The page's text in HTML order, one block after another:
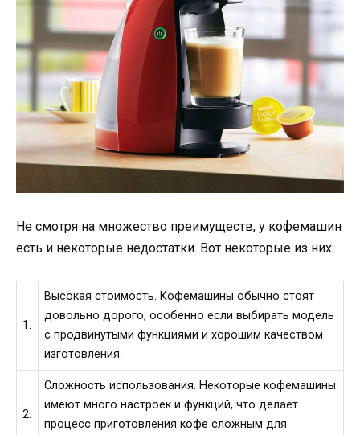
Не смотря на множество преимуществ, у кофемашин
есть и некоторые недостатки. Вот некоторые из них:
1.
Высокая стоимость. Кофемашины обычно стоят
довольно дорого, особенно если выбирать модель
с продвинутыми функциями и хорошим качеством
изготовления.
2.
Сложность использования. Некоторые кофемашины
имеют много настроек и функций, что делает
процесс приготовления кофе сложным для